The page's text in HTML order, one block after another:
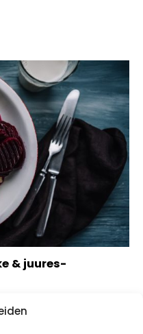
& juures-
huippuunsa!